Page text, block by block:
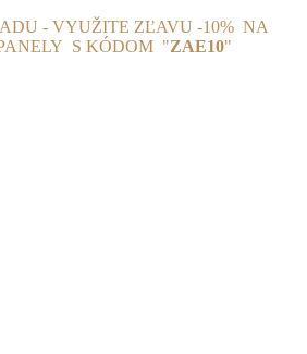
- VYUŽITE ZĽAVU -10% NA
S KÓDOM "ZAE10"